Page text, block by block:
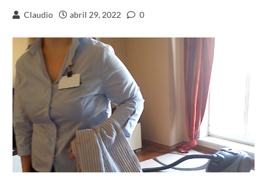
Claudio abril 29, 2022 0